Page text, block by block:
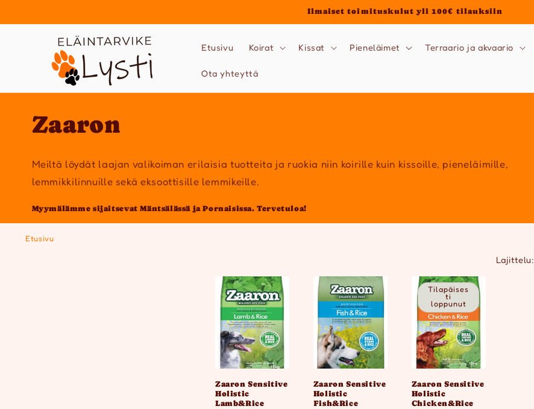
sisältöön
Ilmaiset toimituskulut yli 100€ tilauksiin
Etusivu Koirat Kissat Pieneläimet Terraario ja akvaario
Ota yhteyttä
K
o
k
o
e
Zaaron
Meiltä löydät laajan valikoiman erilaisia tuotteita ja ruokia niin koirille kuin kissoille, pieneläimille,
lemmikkilinnuille sekä eksoottisille lemmikeille.
Myymälämme sijaitsevat Mäntsälässä ja Pornaisissa. Tervetuloa!
Etusivu
Lajittelu:
Zaaron Sensitive
Holistic
Lamb&Rice
Zaaron Sensitive
Holistic
Fish&Rice
Tilapäises
ti
loppunut
Zaaron Sensitive
Holistic
Chicken&Rice